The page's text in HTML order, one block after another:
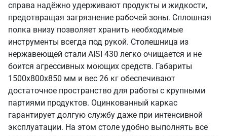
справа надёжно удерживают продукты и жидкости,
предотвращая загрязнение рабочей зоны. Сплошная
полка внизу позволяет хранить необходимые
инструменты всегда под рукой. Столешница из
нержавеющей стали AISI 430 легко очищается и не
боится агрессивных моющих средств. Габариты
1500x800x850 мм и вес 26 кг обеспечивают
достаточное пространство для работы с крупными
партиями продуктов. Оцинкованный каркас
гарантирует долгую службу даже при интенсивной
эксплуатации. На этом столе удобно выполнять все